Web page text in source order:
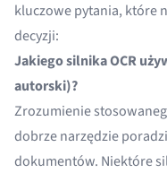
kluczowe pytania, które
decyzji:
Jakiego silnika OCR
autorski)?
Zrozumienie
dobrze narzędzie
dokumentów. Niektóre